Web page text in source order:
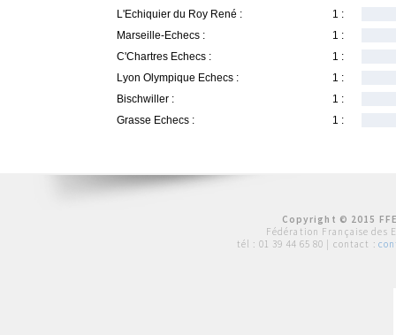
L'Echiquier du Roy René :
1 :
Marseille-Echecs :
1 :
C'Chartres Echecs :
1 :
Lyon Olympique Echecs :
1 :
Bischwiller :
1 :
Grasse Echecs :
1 :
Copyright © 2015
Fédération Française des
tél : 01 39 44 65 80 | contact :